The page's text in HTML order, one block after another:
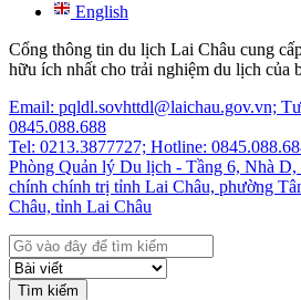
English
Cổng thông tin du lịch Lai Châu cung
hữu ích nhất cho trải nghiệm du lịch của
Email: pqldl.sovhttdl@laichau.gov.vn;
0845.088.688
Tel: 0213.3877727; Hotline:
Phòng Quản lý Du lịch - Tầng 6, Nhà D,
chính chính trị tỉnh Lai Châu, phường
Châu, tỉnh Lai Châu
Tìm kiếm